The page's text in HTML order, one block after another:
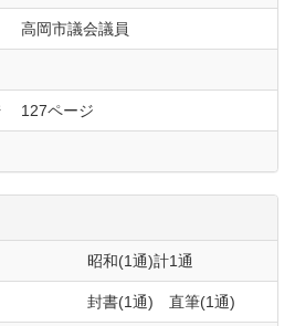
高岡市議会議員
127ページ
昭和(1通)計1通
封書(1通) 直筆(1通)